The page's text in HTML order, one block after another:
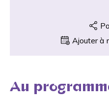
Ajouter à
Au